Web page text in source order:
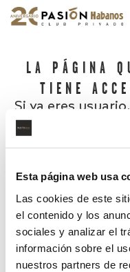
Esta página web usa
Las cookies de este
el contenido y los
sociales y analizar el
información sobre el
nuestros partners de
LA PÁGINA
TIENE
Si ya eres
¿Has olvidado tu